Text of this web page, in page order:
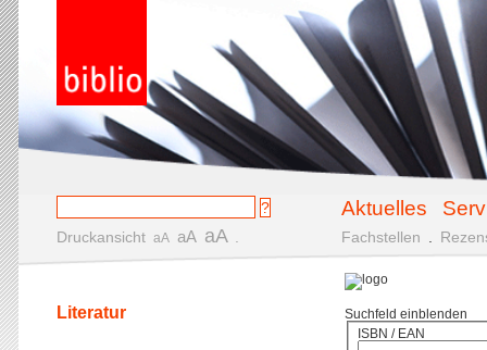
Aktuelles
Druckansicht aA aA aA Fachstellen
Suchfeld einblenden
ISBN / EAN
Literatur